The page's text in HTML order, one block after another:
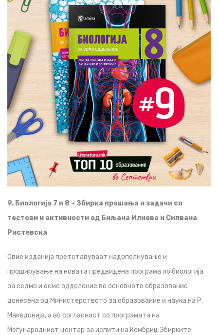
9. Биологија 7 и 8 – Збирка прашања и задачи со
тестови и активности од Биљана Илиева и Силвана
Ристевска
Овие изданија претставуваат надополнување и
проширување на новата предвидена програма по биологија
за седмо и осмо одделение во основното образование
донесена од Министерството за образование и наука на Р.
Македонија, а во согласност со програмата на
Меѓународниот центар за испити на Кембриџ. Збирките